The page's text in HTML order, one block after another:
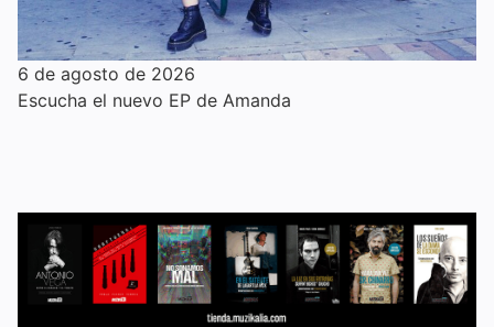
6 de agosto de 2026
Escucha el nuevo EP de Amanda